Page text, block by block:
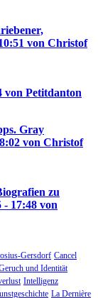
von Christof
von Petitdanton
Gray
von Christof
zu
- 17:48 von
Gersdorf Cancel
und Identität
Intelligenz
La Dernière